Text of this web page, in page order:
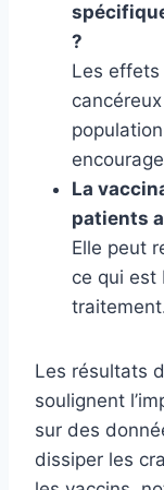
?
Les effets
La
patients
Elle peut
ce qui est
Les résultats
soulignent
sur des
dissiper les